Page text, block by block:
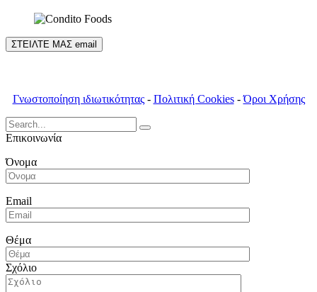
ΣΤΕΙΛΤΕ ΜΑΣ email
Γνωστοποίηση ιδιωτικότητας- Πολιτική Cookies-Όροι Χρήσης
Search
for:
Επικοινωνία
Όνομα
Email
Θέμα
Σχόλιο